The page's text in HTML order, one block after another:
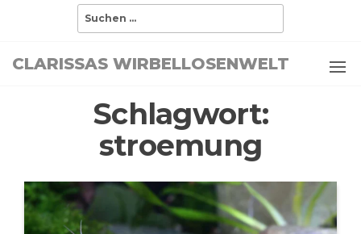
CLARISSAS WIRBELLOSENWELT
Schlagwort:
stroemung